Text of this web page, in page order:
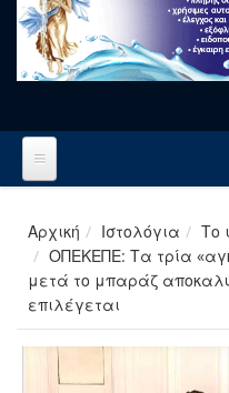
Αρχική Ιστολόγια
Το
ΟΠΕΚΕΠΕ: Τα τρία
μετά το μπαράζ
επιλέγεται